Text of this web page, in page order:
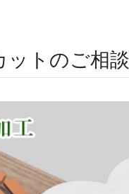
ットのご相談